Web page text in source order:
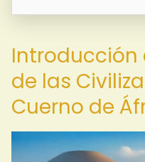
Introducción
de las
Cuerno de